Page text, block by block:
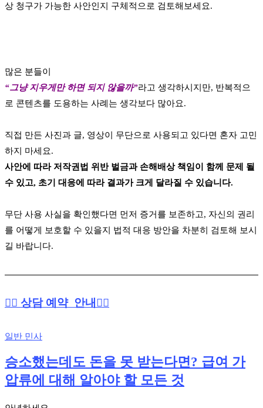
상 청구가 가능한 사안인지 구체적으로 검토해보세요.
많은 분들이
“그냥 지우게만 하면 되지 않을까”라고 생각하시지만, 반복적으
로 콘텐츠를 도용하는 사례는 생각보다 많아요.
직접 만든 사진과 글, 영상이 무단으로 사용되고 있다면 혼자 고민
하지 마세요.
사안에 따라 저작권법 위반 벌금과 손해배상 책임이 함께 문제 될
수 있고, 초기 대응에 따라 결과가 크게 달라질 수 있습니다.
무단 사용 사실을 확인했다면 먼저 증거를 보존하고, 자신의 권리
를 어떻게 보호할 수 있을지 법적 대응 방안을 차분히 검토해 보시
길 바랍니다.
👉🏻 상담 예약 안내👈🏻
일반 민사
승소했는데도 돈을 못 받는다면? 급여 가
압류에 대해 알아야 할 모든 것